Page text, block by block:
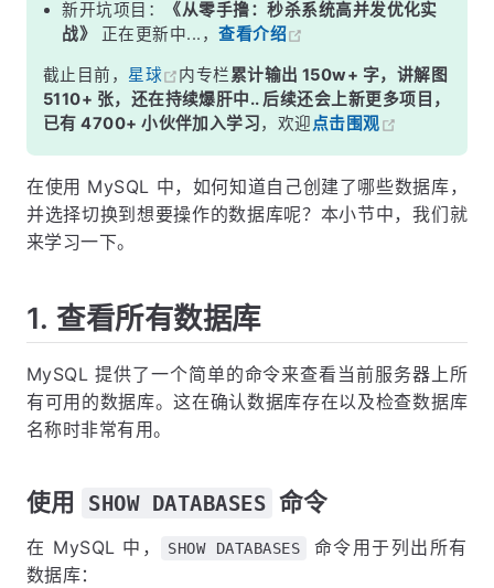
新开坑项目：
《从零手撸：秒杀系统高并发优化实
战》
正在更新中...，查看介绍
截止目前， 星球 内专栏累计输出 150w+ 字，讲解图
5110+ 张，还在持续爆肝中.. 后续还会上新更多项目，
已有 4700+ 小伙伴加入学习，欢迎点击围观
在使用 MySQL 中，如何知道自己创建了哪些数据库，
并选择切换到想要操作的数据库呢？本小节中，我们就
来学习一下。
1. 查看所有数据库
MySQL 提供了一个简单的命令来查看当前服务器上所
有可用的数据库。这在确认数据库存在以及检查数据库
名称时非常有用。
使用 SHOW DATABASES 命令
在 MySQL 中， SHOW DATABASES
命令用于列出所有
数据库：